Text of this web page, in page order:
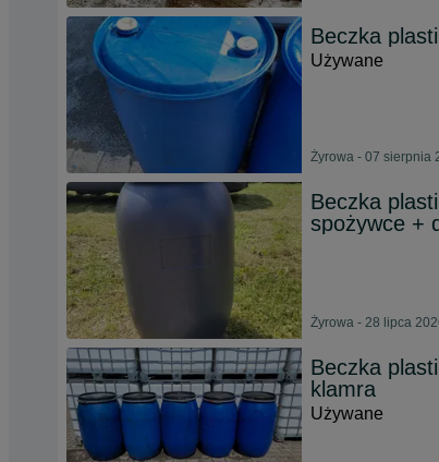
Beczka
Używane
Żyrowa - 07 sierpnia
Beczka
spożywce +
Żyrowa - 28 lipca
Beczka
klamra
Używane